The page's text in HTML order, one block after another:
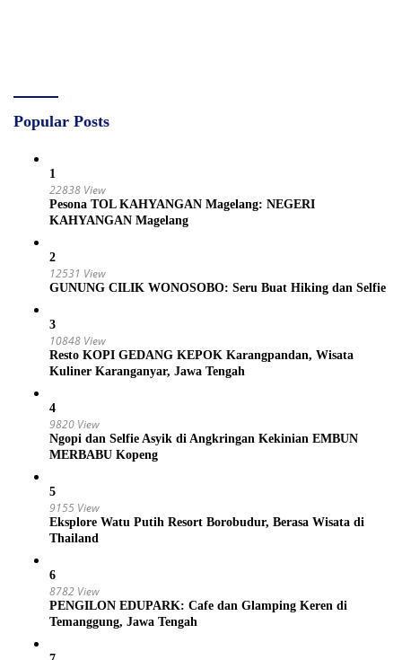
Popular Posts
1
22838 View
Pesona TOL KAHYANGAN Magelang: NEGERI
KAHYANGAN Magelang
2
12531 View
GUNUNG CILIK WONOSOBO: Seru Buat Hiking dan Selfie
3
10848 View
Resto KOPI GEDANG KEPOK Karangpandan, Wisata
Kuliner Karanganyar, Jawa Tengah
4
9820 View
Ngopi dan Selfie Asyik di Angkringan Kekinian EMBUN
MERBABU Kopeng
5
9155 View
Eksplore Watu Putih Resort Borobudur, Berasa Wisata di
Thailand
6
8782 View
PENGILON EDUPARK: Cafe dan Glamping Keren di
Temanggung, Jawa Tengah